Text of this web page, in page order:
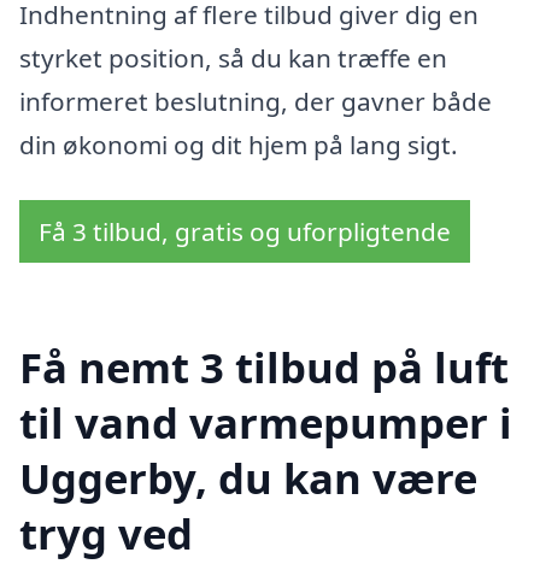
Indhentning af flere tilbud giver dig en
styrket position, så du kan træffe en
informeret beslutning, der gavner både
din økonomi og dit hjem på lang sigt.
Få 3 tilbud, gratis og uforpligtende
Få nemt 3 tilbud på luft
til vand varmepumper i
Uggerby, du kan være
tryg ved